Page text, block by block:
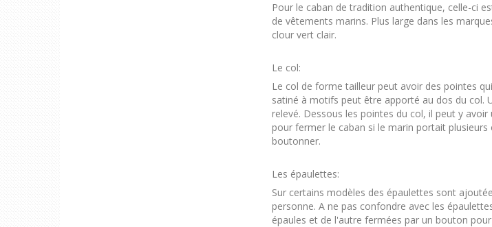
Pour le caban de tradition authentique, celle-ci
de vêtements marins. Plus large dans les
clour vert clair.
Le col:
Le col de forme tailleur peut avoir des pointes
satiné à motifs peut être apporté au dos du
relevé. Dessous les pointes du col, il peut y
pour fermer le caban si le marin portait
boutonner.
Les épaulettes:
Sur certains modèles des épaulettes sont
personne. A ne pas confondre avec les
épaules et de l'autre fermées par un bouton